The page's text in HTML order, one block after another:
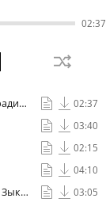
02:37
Тихий Дон (исп. Акад. Русский Хор всесоюзн. радио и тв) 02:37
03:40
02:15
04:10
Не спалось мне ночкой долгой (исп. Людмила Зыкина) 03:05